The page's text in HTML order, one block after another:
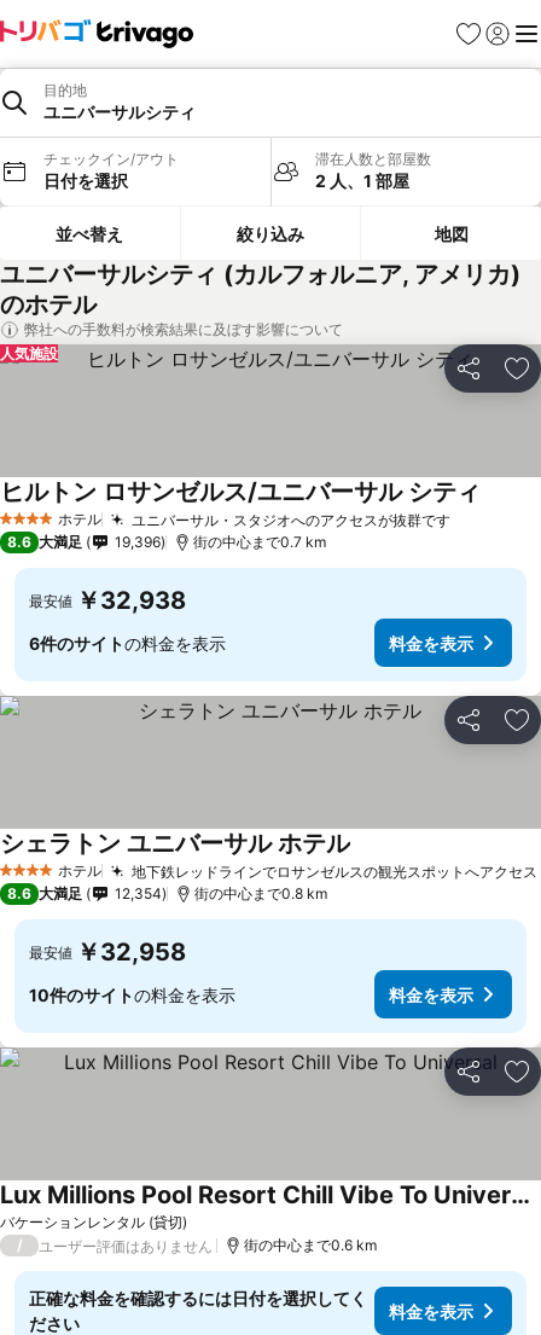
お気に入り
ログイ
メ
目的地
ユニバーサルシティ
チェックイン/アウト
日付を選択
滞在人数と部屋数
2 人、1 部屋
並べ替え 絞り込み 地図
ユニバーサルシティ (カルフォルニア, アメリカ)
のホテル
弊社への手数料が検索結果に及ぼす影響について
シェア お
人気施設
4 ホテルのランク
ホテル ユニバーサル・スタジオへのアクセスが抜群です
ヒルトン ロサンゼルス/ユニバーサル シティ
8.6 大満足 19,396 街の中心まで0.7 km
最安値 ￥32,938
6件のサイトの料金を表示 料金を表示
シェア お
4 ホテルのランク
ホテル 地下鉄レッドラインでロサンゼルスの観光スポットへアクセス
シェラトン ユニバーサル ホテル
8.6 大満足 12,354 街の中心まで0.8 km
最安値 ￥32,958
10件のサイトの料金を表示 料金を表示
シェア お
バケーションレンタル (貸切)
Lux Millions Pool Resort Chill Vibe To Universal
/ ユーザー評価はありません 街の中心まで0.6 km
正確な料金を確認するには日付を選択してく
ださい
料金を表示